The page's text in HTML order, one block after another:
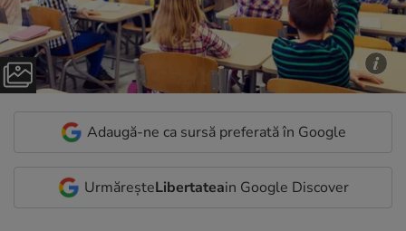
Adaugă-ne ca sursă preferată în Google
UrmăreșteLibertateain Google Discover